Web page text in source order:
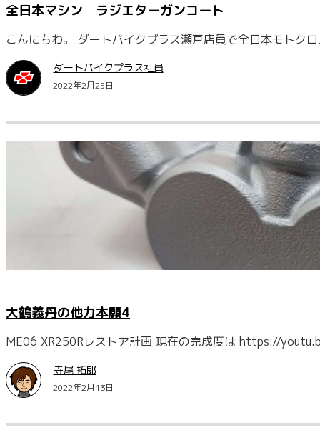
全日本マシン ラジエターガンコート
こんにちわ。 ダートバイクプラス瀬戸店員で全日本モト
ダートバイクプラス社員
2022年2月25日
大鶴義丹の他力本願4
ME06 XR250Rレストア計画 現在の完成度は https://
寺尾 拓郎
2022年2月13日